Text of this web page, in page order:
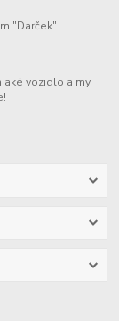
"Darček".
aké vozidlo a my